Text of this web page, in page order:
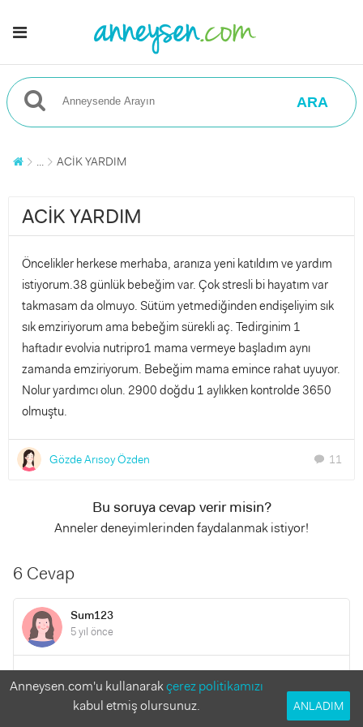
ARA
... ACİK YARDIM
ACİK YARDIM
Öncelikler herkese merhaba, aranıza yeni katıldım ve yardım
istiyorum.38 günlük bebeğim var. Çok stresli bi hayatım var
takmasam da olmuyo. Sütüm yetmediğinden endişeliyim sık
sık emziriyorum ama bebeğim sürekli aç. Tedirginim 1
haftadır evolvia nutripro1 mama vermeye başladım aynı
zamanda emziriyorum. Bebeğim mama emince rahat uyuyor.
Nolur yardımcı olun. 2900 doğdu 1 aylıkken kontrolde 3650
olmuştu.
Gözde Arısoy Özden chat 11
Bu soruya cevap verir misin?
Anneler deneyimlerinden faydalanmak istiyor!
6 Cevap
Sum123
5 yıl önce
Hic dert etme canim. Benimde sütüm yetmedi hazir mama
verdim ve her iki saatde bi sütümü sagdim, onuda verdim
cok sukur ikisinide icti hic ayirt etmedi. Kendini suclu
Anneysen.com'u kullanarakçerez politikamızı
kabul etmiş olursunuz.
ANLADIM